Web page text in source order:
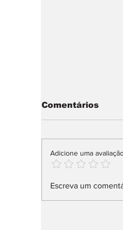
IUC:
Comentários
Adicione uma
Escreva um